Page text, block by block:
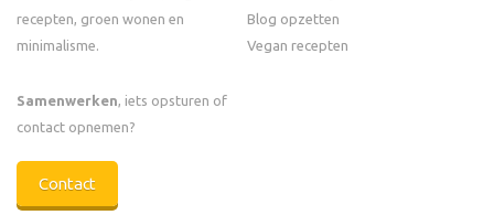
recepten, groen wonen en
minimalisme.
Samenwerken, iets opsturen of
contact opnemen?
Contact
Blog opzetten
Vegan recepten